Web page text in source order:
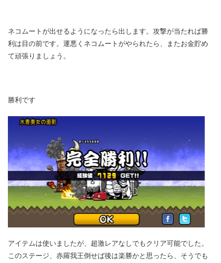
ネコムートが出せるようになったら出します。攻撃が当たれば勝
利は目の前です。運悪くネコムートがやられたら、またお金貯め
て頑張りましょう。
勝利です
アイテムは使いましたが、超激レアなしでもクリア可能でした。
このステージ、赤羅我王倒せば後は楽勝かと思ったら、そうでも